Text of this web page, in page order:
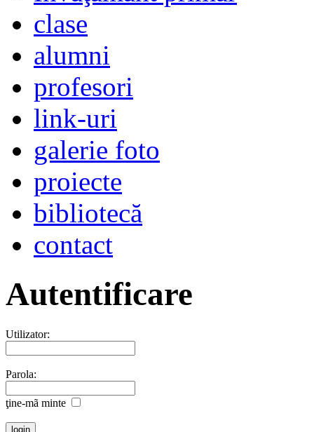
clase
alumni
profesori
link-uri
galerie foto
proiecte
bibliotecă
contact
Autentificare
Utilizator:
Parola:
ţine-mã minte